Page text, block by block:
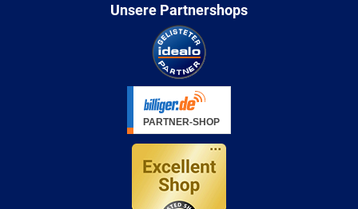
Unsere Partnershops